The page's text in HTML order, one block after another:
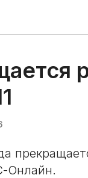
Онлайн.